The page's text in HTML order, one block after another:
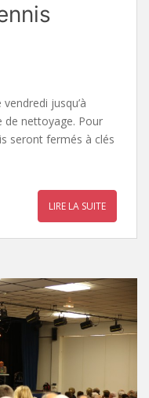
jusqu’à
de nettoyage. Pour
seront fermés à clés
LIRE LA SUITE